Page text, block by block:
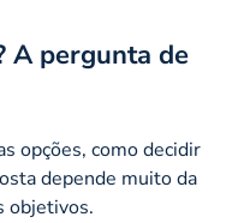
A pergunta de
opções, como decidir
depende muito da
objetivos.